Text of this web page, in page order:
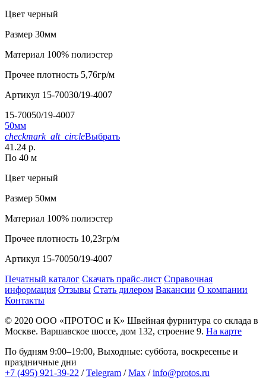
Цвет черный
Размер 30мм
Материал 100% полиэстер
Прочее плотность 5,76гр/м
Артикул 15-70030/19-4007
15-70050/19-4007
50мм
checkmark_alt_circleВыбрать
41.24 р.
По 40 м
Цвет черный
Размер 50мм
Материал 100% полиэстер
Прочее плотность 10,23гр/м
Артикул 15-70050/19-4007
Печатный каталог Скачать прайс-лист Справочная
информация Отзывы Стать дилером Вакансии О компании
Контакты
© 2020 ООО «ПРОТОС и К» Швейная фурнитура со склада в
Москве. Варшавское шоссе, дом 132, строение 9. На карте
По будням 9:00–19:00, Выходные: суббота, воскресенье и
праздничные дни
+7 (495) 921-39-22 /Telegram /Max /info@protos.ru